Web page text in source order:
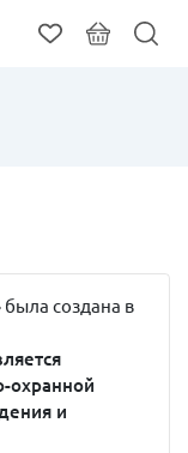
была создана в
охранной
и